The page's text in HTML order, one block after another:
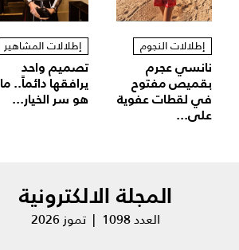
إطلالات النجوم
نانسي عجرم
بقميص مفتوح
في لقطات عفوية
على...
إطلالات المشاهير
تصميم واحد
يرافقها دائماً.. ما
هو سر الخيار...
المجلة الالكترونية
العدد 1098 | تموز 2026